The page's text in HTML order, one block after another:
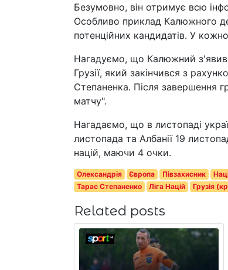
Безумовно, він отримує всю
Особливо приклад Калюжного
потенційних кандидатів. У
Нагадуємо, що Калюжний
Грузії, який закінчився з
Степаненка. Після завершення
матчу".
Нагадаємо, що в листопаді
листопада та Албанії 19
націй, маючи 4 очки.
Олександрія Європа Півзахисник
Тарас Степаненко
Ліга Націй Грузія
Related posts